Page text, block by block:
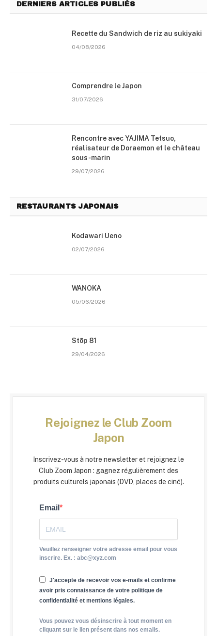
DERNIERS ARTICLES PUBLIÉS
Recette du Sandwich de riz au sukiyaki
04/08/2026
Comprendre le Japon
31/07/2026
Rencontre avec YAJIMA Tetsuo,
réalisateur de Doraemon et le château
sous-marin
29/07/2026
RESTAURANTS JAPONAIS
Kodawari Ueno
02/07/2026
WANOKA
05/06/2026
Stōp 81
29/04/2026
Rejoignez le Club Zoom
Japon
Inscrivez-vous à notre newsletter et rejoignez le
Club Zoom Japon : gagnez régulièrement des
produits culturels japonais (DVD, places de ciné).
Email
Veuillez renseigner votre adresse email pour vous
inscrire. Ex. : abc@xyz.com
J'accepte de recevoir vos e-mails et confirme
avoir pris connaissance de votre politique de
confidentialité et mentions légales.
Vous pouvez vous désinscrire à tout moment en
cliquant sur le lien présent dans nos emails.